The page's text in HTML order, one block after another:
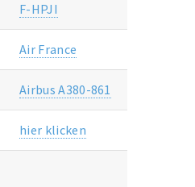
F-HPJI
Air France
Airbus A380-861
hier klicken